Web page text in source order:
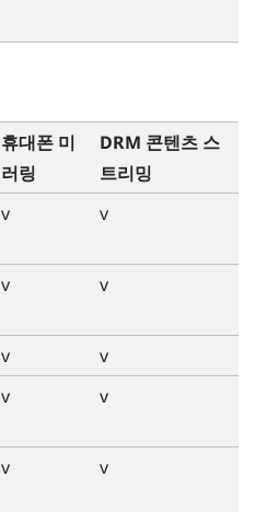
휴대폰 미
러링
DRM 콘텐츠 스
트리밍
v v
v v
v
v
v v
v v